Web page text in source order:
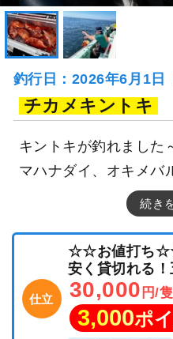
釣行日：2026年6月1日
チカメキントキ
キントキが釣れまし
マハナダイ、オキメバ
続き
仕立
☆☆お値打ち
安く貸切れる
30,000 円/隻
3,000ポ